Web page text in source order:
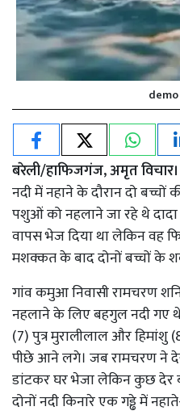
बरेली/हाफिजगंज, अमृत विचार।
नदी में नहाने के दौरान दो बच्चों
पशुओं को नहलाने जा रहे थे
वापस भेज दिया था लेकिन वह
मशक्कत के बाद दोनों बच्चों के
गांव कमुआ निवासी रामचरण
नहलाने के लिए बहगुल नदी गए
(7) पुत्र मुरालीलाल और हिमांशु
पीछे आने लगे। जब रामचरण ने
डांटकर घर भेजा लेकिन कुछ देर
दोनों नदी किनारे एक गड्ढे में